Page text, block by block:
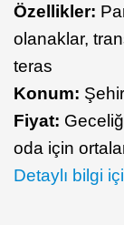
Özellikler:
olanaklar,
teras
Konum:
Fiyat:
oda için
Detaylı bilgi